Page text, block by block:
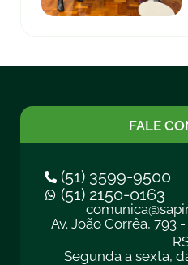
FALE
(51) 3599-9500
(51) 2150-0163
Av. João Corrêa, 793
Segunda a sexta,